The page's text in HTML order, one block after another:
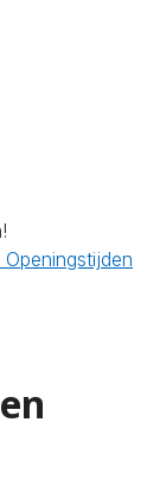
Openingstijden